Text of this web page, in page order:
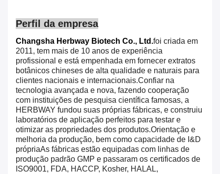
Perfil da empresa
Changsha Herbway Biotech Co., Ltd.foi criada em
2011, tem mais de 10 anos de experiência
profissional e está empenhada em fornecer extratos
botânicos chineses de alta qualidade e naturais para
clientes nacionais e internacionais.Confiar na
tecnologia avançada e nova, fazendo cooperação
com instituições de pesquisa científica famosas, a
HERBWAY fundou suas próprias fábricas, e construiu
laboratórios de aplicação perfeitos para testar e
otimizar as propriedades dos produtos.Orientação e
melhoria da produção, bem como capacidade de I&D
própriaAs fábricas estão equipadas com linhas de
produção padrão GMP e passaram os certificados de
ISO9001, FDA, HACCP, Kosher, HALAL,